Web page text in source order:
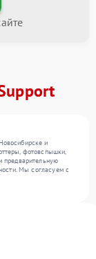
и
фотовспышки,
предварительную
Мы согласуем с
реализуем ремонт с
оказанных